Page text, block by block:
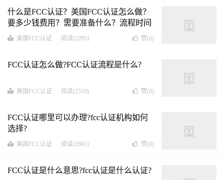
什么是FCC认证？美国FCC认证怎么做？
要多少钱费用？需要准备什么？流程时间
呢？
美国FCC认证 阅读(2295) 赞(0)
FCC认证怎么做?FCC认证流程是什么?
美国FCC认证 阅读(2519) 赞(0)
FCC认证哪里可以办理?fcc认证机构如何
选择?
美国FCC认证 阅读(2601) 赞(0)
FCC认证是什么意思?fcc认证是什么认证?